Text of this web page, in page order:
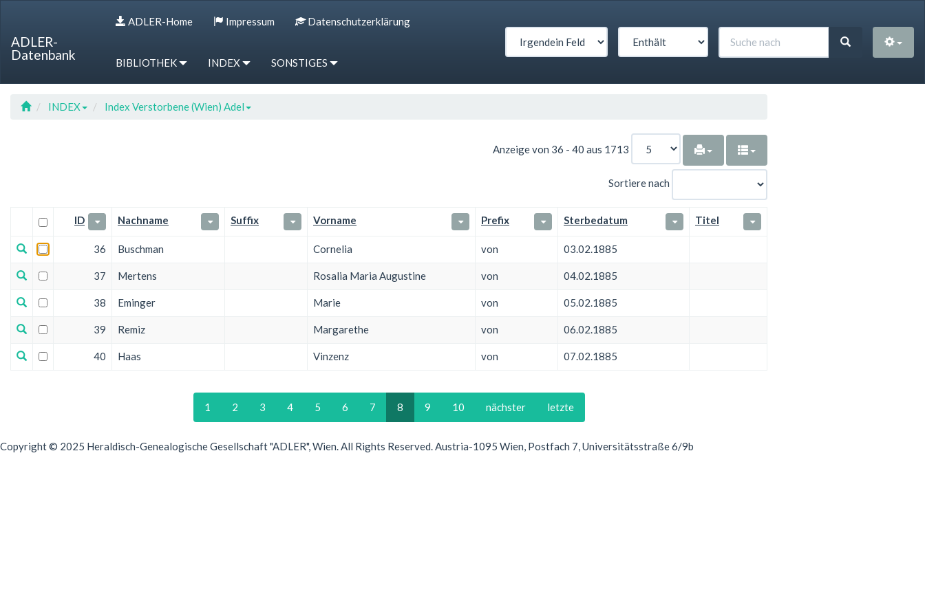
Tabelle
Menü
Suche
ADLER-
Datenbank
ADLER-Home Impressum Datenschutzerklärung
BIBLIOTHEK INDEX SONSTIGES
INDEX Index Verstorbene (Wien) Adel
Anzeige von 36 - 40 aus 1713
Sortiere nach
ID Nachname Suffix Vorname Prefix Sterbedatum Titel
36 Buschman Cornelia von 03.02.1885
37 Mertens Rosalia Maria Augustine von 04.02.1885
38 Eminger Marie von 05.02.1885
39 Remiz Margarethe von 06.02.1885
40 Haas Vinzenz von 07.02.1885
1 2 3 4 5 6 7 8 9 10 nächster letzte
Copyright © 2025 Heraldisch-Genealogische Gesellschaft "ADLER", Wien. All Rights Reserved. Austria-1095 Wien, Postfach 7, Universitätsstraße 6/9b